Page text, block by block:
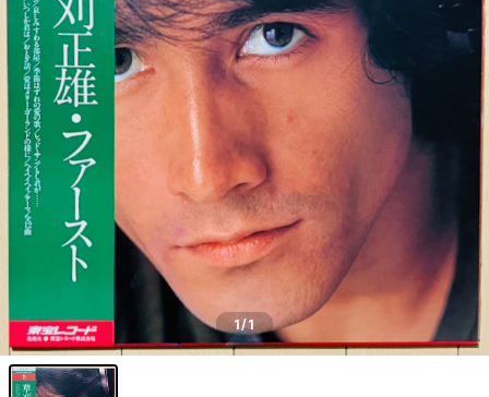
1/1